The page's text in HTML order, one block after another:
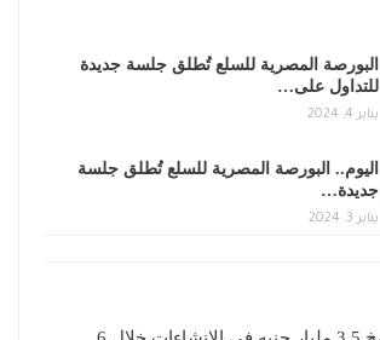
البورصة المصرية للسلع تُطلق جلسة جديدة
للتداول على…
يناير 4, 2024
اليوم.. البورصة المصرية للسلع تُطلق جلسة
جديدة…
يناير 3, 2024